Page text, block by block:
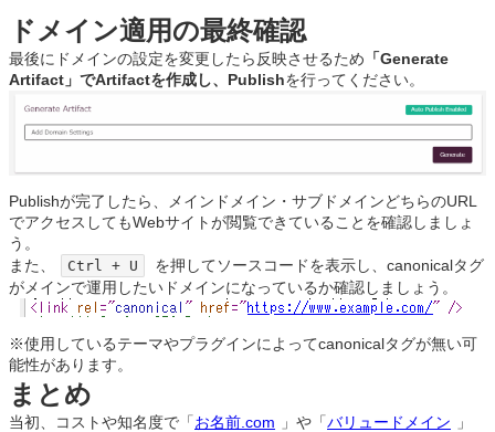
ドメイン適用の最終確認
最後にドメインの設定を変更したら反映させるため 「Generate
Artifact」でArtifactを作成し、Publishを行ってください。
Publishが完了したら、メインドメイン・サブドメインどちらのURL
でアクセスしてもWebサイトが閲覧できていることを確認しましょ
う。
また、
Ctrl + U
を押してソースコードを表示し、canonicalタグ
がメインで運用したいドメインになっているか確認しましょう。
※使用しているテーマやプラグインによってcanonicalタグが無い可
能性があります。
まとめ
当初、コストや知名度で「お名前.com 」や「バリュードメイン
」